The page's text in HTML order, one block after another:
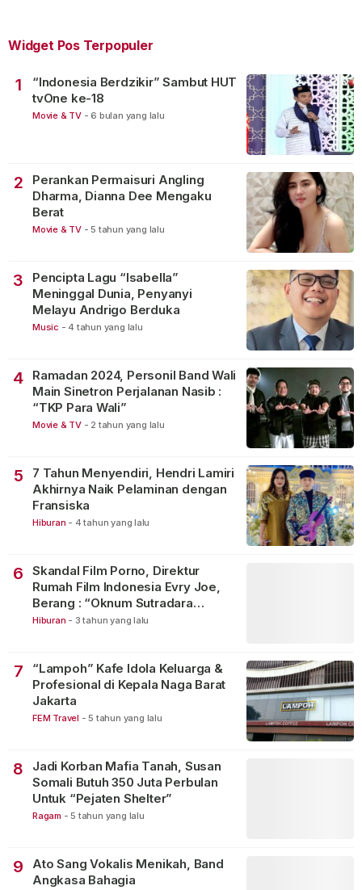
Widget Pos Terpopuler
1
“Indonesia Berdzikir” Sambut HUT
tvOne ke-18
Movie & TV - 6 bulan yang lalu
2
Perankan Permaisuri Angling
Dharma, Dianna Dee Mengaku
Berat
Movie & TV - 5 tahun yang lalu
3
Pencipta Lagu “Isabella”
Meninggal Dunia, Penyanyi
Melayu Andrigo Berduka
Music - 4 tahun yang lalu
4
Ramadan 2024, Personil Band Wali
Main Sinetron Perjalanan Nasib :
“TKP Para Wali”
Movie & TV - 2 tahun yang lalu
5
7 Tahun Menyendiri, Hendri Lamiri
Akhirnya Naik Pelaminan dengan
Fransiska
Hiburan - 4 tahun yang lalu
6
Skandal Film Porno, Direktur
Rumah Film Indonesia Evry Joe,
Berang : “Oknum Sutradara
Merusak Perfilman Indonesia”!
Hiburan - 3 tahun yang lalu
7
“Lampoh” Kafe Idola Keluarga &
Profesional di Kepala Naga Barat
Jakarta
FEM Travel - 5 tahun yang lalu
8
Jadi Korban Mafia Tanah, Susan
Somali Butuh 350 Juta Perbulan
Untuk “Pejaten Shelter”
Ragam - 5 tahun yang lalu
9
Ato Sang Vokalis Menikah, Band
Angkasa Bahagia